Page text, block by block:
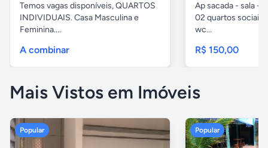
Temos vagas disponíveis, QUARTOS
INDIVIDUAIS. Casa Masculina e
Feminina....
A combinar
Ap sacada - sala -
02 quartos
wc...
R$ 150,00
Mais Vistos em Imóveis
Popular Popular